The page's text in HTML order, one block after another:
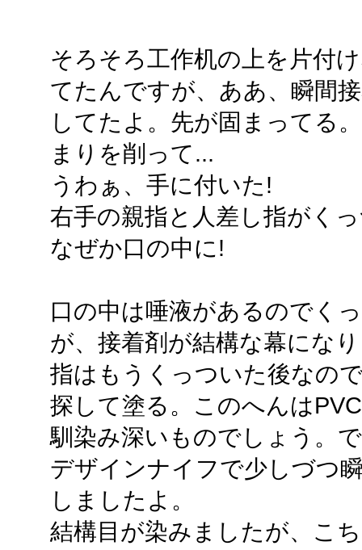
そろそろ工作机の上を片付
てたんですが、ああ、瞬間
してたよ。先が固まってる
まりを削って...
うわぁ、手に付いた!
右手の親指と人差し指がく
なぜか口の中に!
口の中は唾液があるのでく
が、接着剤が結構な幕にな
指はもうくっついた後なの
探して塗る。このへんは
馴染み深いものでしょう。
デザインナイフで少しづつ
しましたよ。
結構目が染みましたが、こ